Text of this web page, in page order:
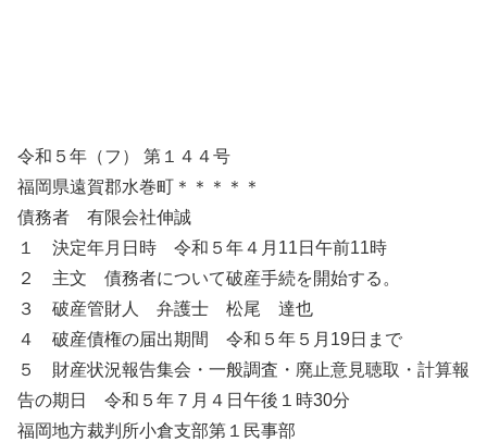
令和５年（フ） 第１４４号
福岡県遠賀郡水巻町＊＊＊＊＊
債務者 有限会社伸誠
１ 決定年月日時 令和５年４月11日午前11時
２ 主文 債務者について破産手続を開始する。
３ 破産管財人 弁護士 松尾 達也
４ 破産債権の届出期間 令和５年５月19日まで
５ 財産状況報告集会・一般調査・廃止意見聴取・計算報
告の期日 令和５年７月４日午後１時30分
福岡地方裁判所小倉支部第１民事部